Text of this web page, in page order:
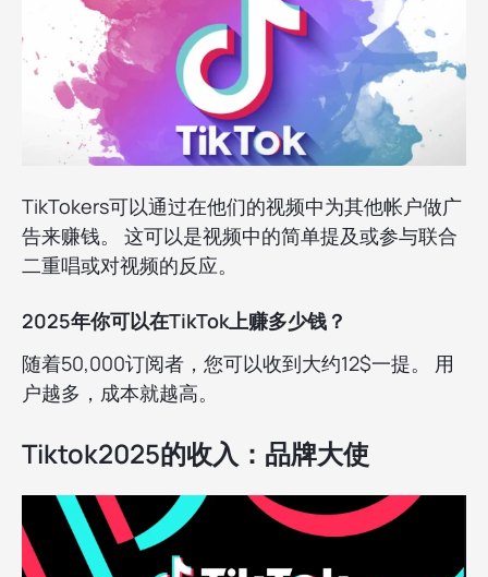
TikTokers可以通过在他们的视频中为其他帐户做广
告来赚钱。 这可以是视频中的简单提及或参与联合
二重唱或对视频的反应。
2025年你可以在TikTok上赚多少钱？
随着50,000订阅者，您可以收到大约12$一提。 用
户越多，成本就越高。
Tiktok2025的收入：品牌大使